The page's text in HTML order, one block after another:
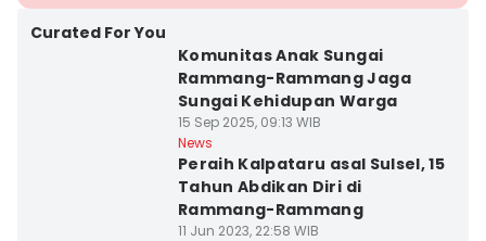
Curated For You
Komunitas Anak Sungai
Rammang-Rammang Jaga
Sungai Kehidupan Warga
15 Sep 2025, 09:13 WIB
News
Peraih Kalpataru asal Sulsel, 15
Tahun Abdikan Diri di
Rammang-Rammang
11 Jun 2023, 22:58 WIB